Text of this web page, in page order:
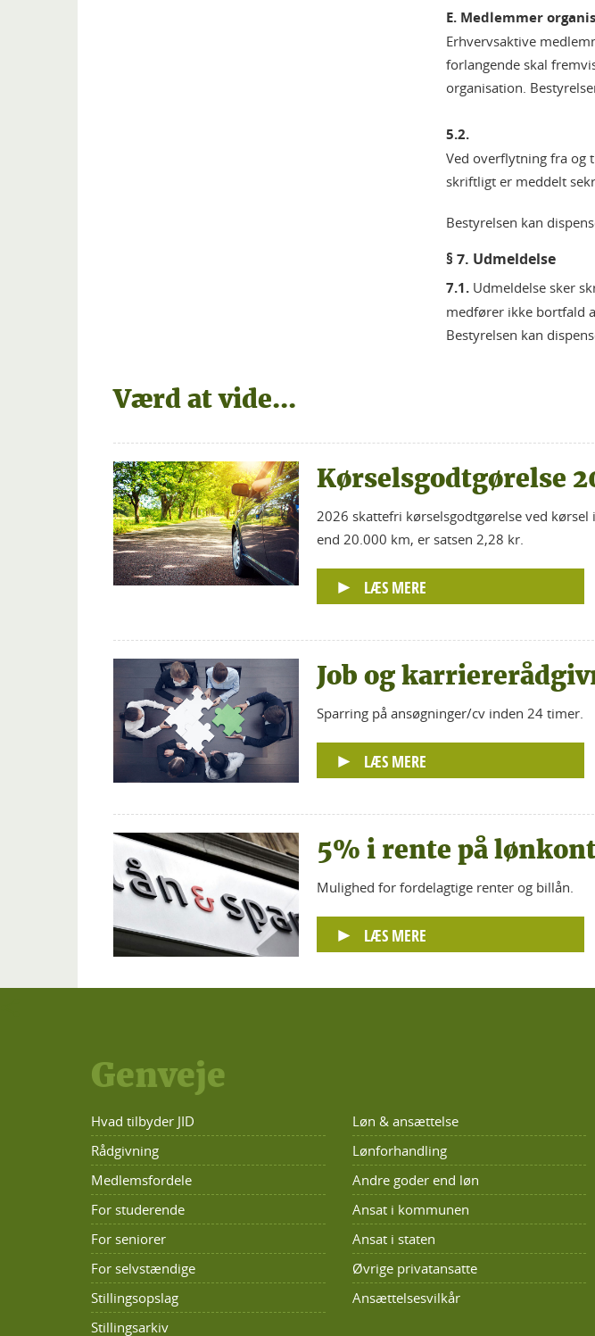
E. Medlemmer
Erhvervsaktive
forlangende skal
organisation.
5.2.
Ved overflytning fra og
skriftligt er meddelt
Bestyrelsen kan
§ 7. Udmeldelse
7.1. Udmeldelse sker
medfører ikke bortfald
Bestyrelsen kan
Værd at vide...
Kørselsgodtgørelse
2026 skattefri kørselsgodtgørelse ved
end 20.000 km, er satsen 2,28 kr.
LÆS MERE
Job og
Sparring på ansøgninger/cv inden 24 timer.
LÆS MERE
5% i rente på
Mulighed for fordelagtige renter og billån.
LÆS MERE
Genveje
Hvad tilbyder JID
Rådgivning
Medlemsfordele
For studerende
For seniorer
For selvstændige
Stillingsopslag
Stillingsarkiv
Løn & ansættelse
Lønforhandling
Andre goder end løn
Ansat i kommunen
Ansat i staten
Øvrige privatansatte
Ansættelsesvilkår